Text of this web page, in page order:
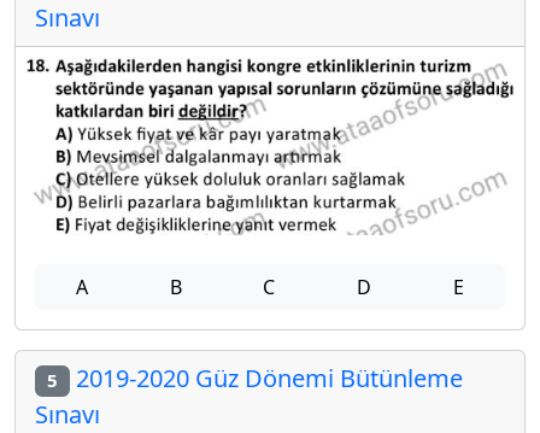
Sınavı
A B C D E
5 2019-2020 Güz Dönemi Bütünleme
Sınavı